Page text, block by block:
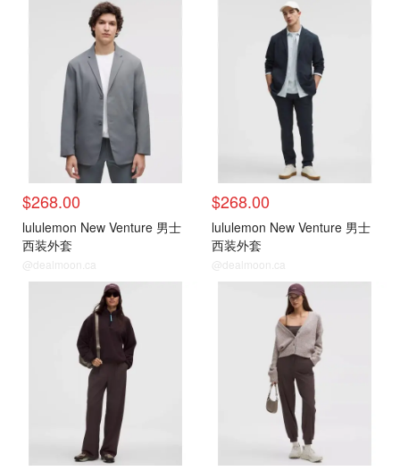
$268.00
lululemon New Venture 男士
西装外套
@dealmoon.ca
$268.00
lululemon New Venture 男士
西装外套
@dealmoon.ca